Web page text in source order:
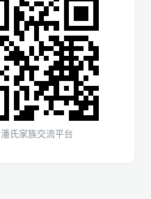
潘氏家族交流平台